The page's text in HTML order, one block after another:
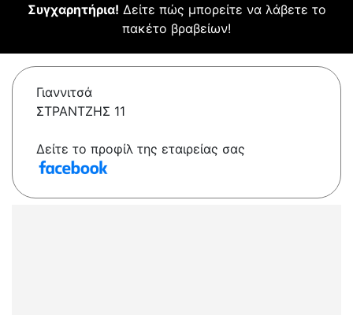
Συγχαρητήρια! Δείτε πώς μπορείτε να λάβετε το
πακέτο βραβείων!
Γιαννιτσά
ΣΤΡΑΝΤΖΗΣ 11
Δείτε το προφίλ της εταιρείας σας